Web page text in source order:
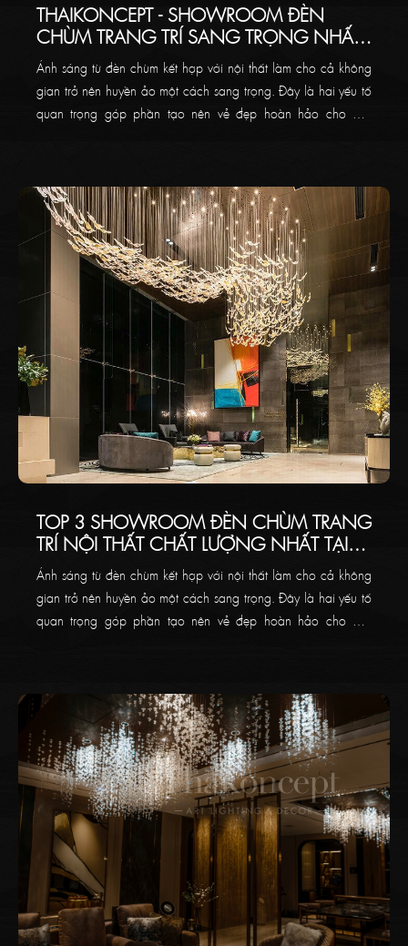
THAIKONCEPT - SHOWROOM ĐÈN
CHÙM TRANG TRÍ SANG TRỌNG NHẤT
VIỆT NAM
Ánh sáng từ đèn chùm kết hợp với nội thất làm cho cả không
gian trở nên huyền ảo một cách sang trọng. Đây là hai yếu tố
quan trọng góp phần tạo nên vẻ đẹp hoàn hảo cho một
TOP 3 SHOWROOM ĐÈN CHÙM TRANG
TRÍ NỘI THẤT CHẤT LƯỢNG NHẤT TẠI
QUẬN 7
Ánh sáng từ đèn chùm kết hợp với nội thất làm cho cả không
gian trở nên huyền ảo một cách sang trọng. Đây là hai yếu tố
quan trọng góp phần tạo nên vẻ đẹp hoàn hảo cho một